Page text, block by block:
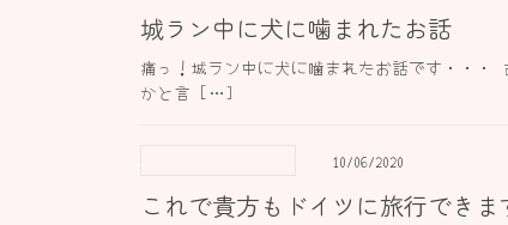
城ラン中に犬に噛まれたお話
痛っ！城ラン中に犬に噛まれたお話です・・・
かと言 […]
10/06/2020
これで貴方もドイツに旅行でき